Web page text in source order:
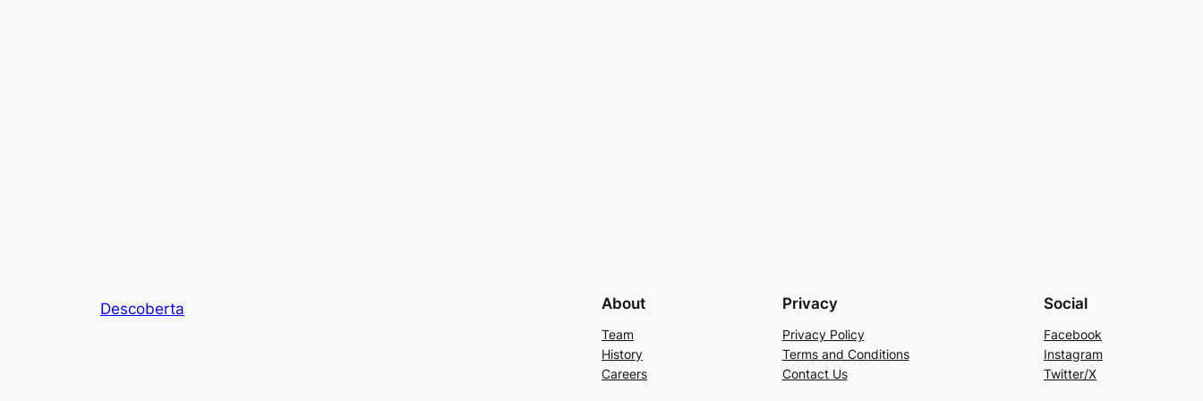
Descoberta About
Team
History
Careers
Privacy
Privacy Policy
Terms and Conditions
Contact Us
Social
Facebook
Instagram
Twitter/X